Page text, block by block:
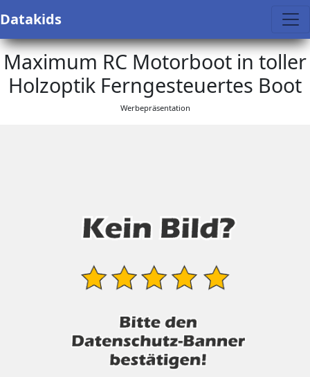
Datakids
Maximum RC Motorboot in toller
Holzoptik Ferngesteuertes Boot
Werbepräsentation